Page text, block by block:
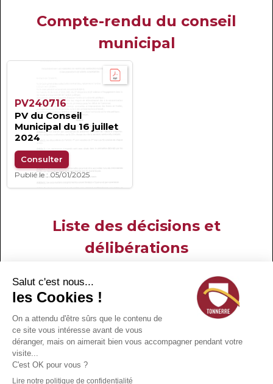
Compte-rendu du conseil
municipal
PV240716
PV du Conseil
Municipal du 16 juillet
2024
Consulter
Publié le : 05/01/2025
Liste des décisions et
délibérations
Liste des décisions et
délibérations
rapportées
Consulter
Publié le : 05/01/2025